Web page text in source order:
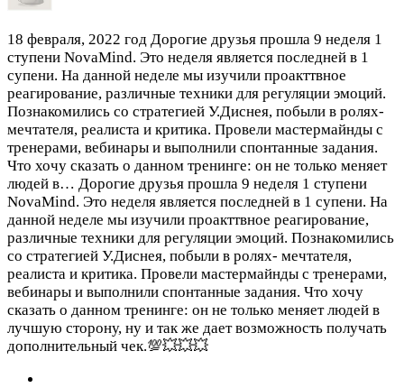
18 февраля, 2022 год Дорогие друзья прошла 9 неделя 1
ступени NovaMind. Это неделя является последней в 1
супени. На данной неделе мы изучили проакттвное
реагирование, различные техники для регуляции эмоций.
Познакомились со стратегией У.Диснея, побыли в ролях-
мечтателя, реалиста и критика. Провели мастермайнды с
тренерами, вебинары и выполнили спонтанные задания.
Что хочу сказать о данном тренинге: он не только меняет
людей в… Дорогие друзья прошла 9 неделя 1 ступени
NovaMind. Это неделя является последней в 1 супени. На
данной неделе мы изучили проакттвное реагирование,
различные техники для регуляции эмоций. Познакомились
со стратегией У.Диснея, побыли в ролях- мечтателя,
реалиста и критика. Провели мастермайнды с тренерами,
вебинары и выполнили спонтанные задания. Что хочу
сказать о данном тренинге: он не только меняет людей в
лучшую сторону, ну и так же дает возможность получать
дополнительный чек.💯💥💥💥